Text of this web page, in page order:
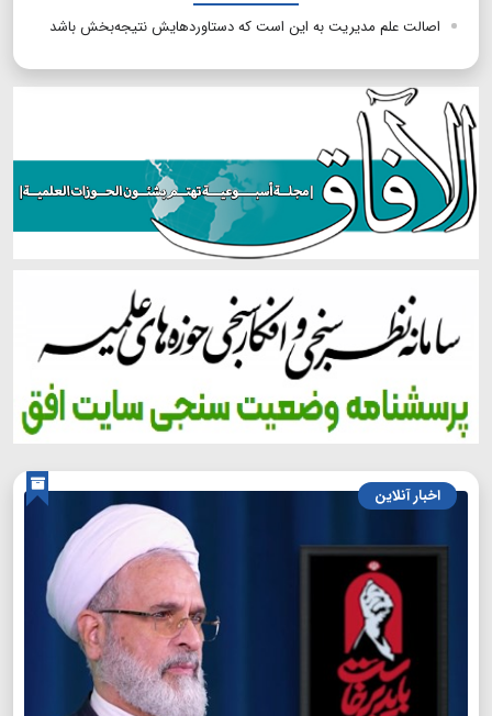
اصالت علم مدیریت به این است که دستاوردهایش نتیجه‌بخش باشد
اخبار آنلاین